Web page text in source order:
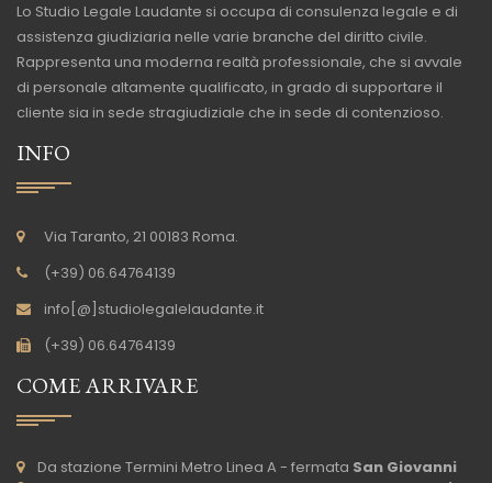
Lo Studio Legale Laudante si occupa di consulenza legale e di
assistenza giudiziaria nelle varie branche del diritto civile.
Rappresenta una moderna realtà professionale, che si avvale
di personale altamente qualificato, in grado di supportare il
cliente sia in sede stragiudiziale che in sede di contenzioso.
INFO
Via Taranto, 21 00183 Roma.
(+39) 06.64764139
info[@]studiolegalelaudante.it
(+39) 06.64764139
COME ARRIVARE
Da stazione Termini Metro Linea A - fermata San Giovanni